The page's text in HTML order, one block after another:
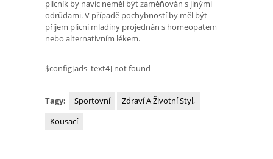
plicník by navíc neměl být zaměňován s jinými
odrůdami. V případě pochybností by měl být
příjem plicní mladiny projednán s homeopatem
nebo alternativním lékem.
$config[ads_text4] not found
Tagy: Sportovní
Zdraví A Životní Styl,
Kousací